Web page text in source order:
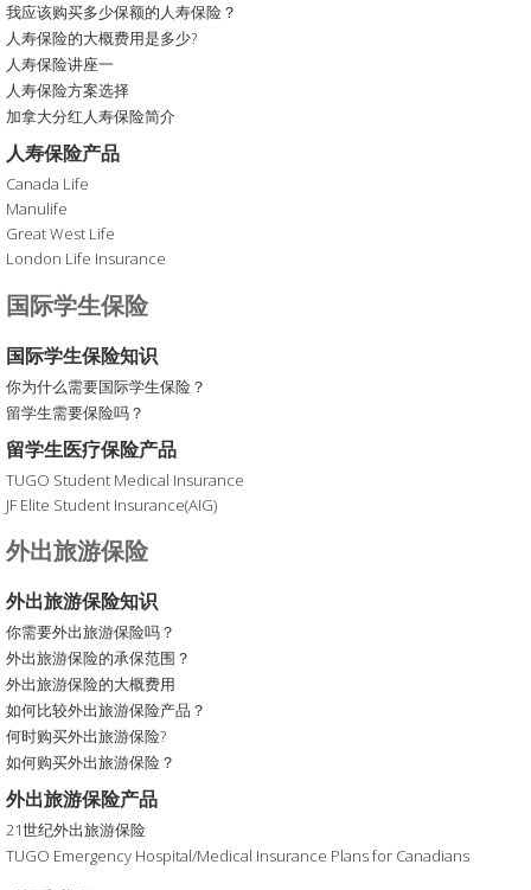
我应该购买多少保额的人寿保险？
人寿保险的大概费用是多少?
人寿保险讲座一
人寿保险方案选择
加拿大分红人寿保险简介
人寿保险产品
Canada Life
Manulife
Great West Life
London Life Insurance
国际学生保险
国际学生保险知识
你为什么需要国际学生保险？
留学生需要保险吗？
留学生医疗保险产品
TUGO Student Medical Insurance
JF Elite Student Insurance(AIG)
外出旅游保险
外出旅游保险知识
你需要外出旅游保险吗？
外出旅游保险的承保范围？
外出旅游保险的大概费用
如何比较外出旅游保险产品？
何时购买外出旅游保险?
如何购买外出旅游保险？
外出旅游保险产品
21世纪外出旅游保险
TUGO Emergency Hospital/Medical Insurance Plans for Canadians